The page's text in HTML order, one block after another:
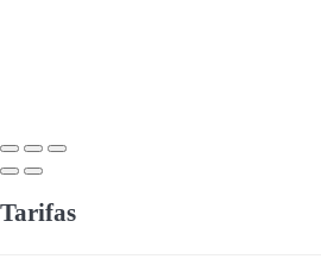
Tarifas